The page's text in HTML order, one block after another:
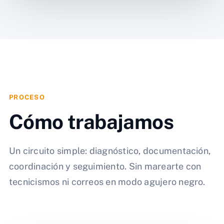
PROCESO
Cómo trabajamos
Un circuito simple: diagnóstico, documentación,
coordinación y seguimiento. Sin marearte con
tecnicismos ni correos en modo agujero negro.